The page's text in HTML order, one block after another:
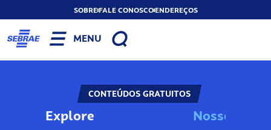
SOBREFALE CONOSCOENDEREÇOS
MENU
CONTEÚDOS GRATUITOS
Explore No